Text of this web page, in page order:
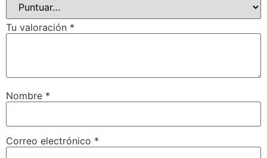
Tu valoración *
Nombre *
Correo electrónico *